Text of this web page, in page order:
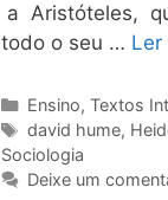
a Aristóteles,
todo o seu … Ler
Categorias
Ensino, Textos
Tags
david hume,
Sociologia
Deixe um